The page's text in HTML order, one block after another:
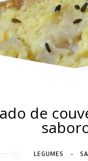
de
LEGUMES -